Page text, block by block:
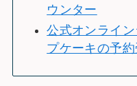
ウンター
公式オンライ
プケーキの予